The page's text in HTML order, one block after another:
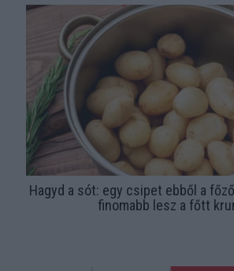
Hagyd a sót: egy csipet ebből a
finomabb lesz a főtt